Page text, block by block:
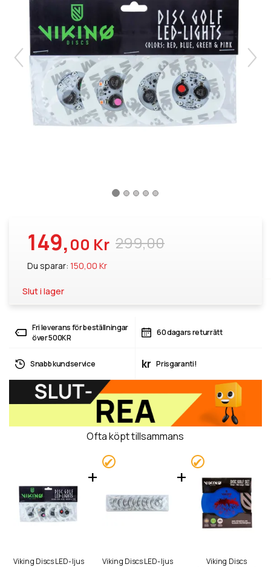
299,00
149,00 Kr
Du sparar: 150,00 Kr
Slut i lager
Fri leverans för beställningar
över 500KR
60 dagars returrätt
Snabb kundservice kr Prisgaranti!
Ofta köpt tillsammans
Viking Discs LED-ljus
Viking Discs LED-ljus
Viking Discs